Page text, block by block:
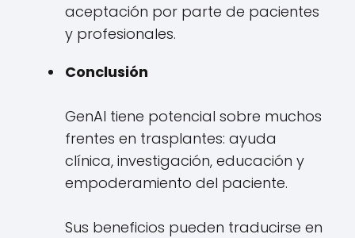
aceptación por parte de pacientes
y profesionales.
Conclusión
GenAI tiene potencial sobre muchos
frentes en trasplantes: ayuda
clínica, investigación, educación y
empoderamiento del paciente.
Sus beneficios pueden traducirse en